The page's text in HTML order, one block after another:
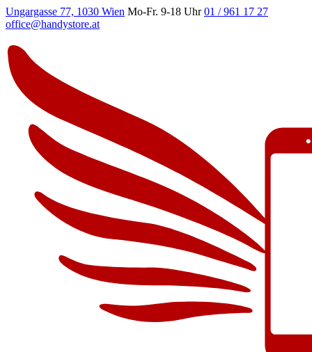
Ungargasse 77, 1030 Wien Mo-Fr. 9-18 Uhr 01 / 961 17 27
office@handystore.at